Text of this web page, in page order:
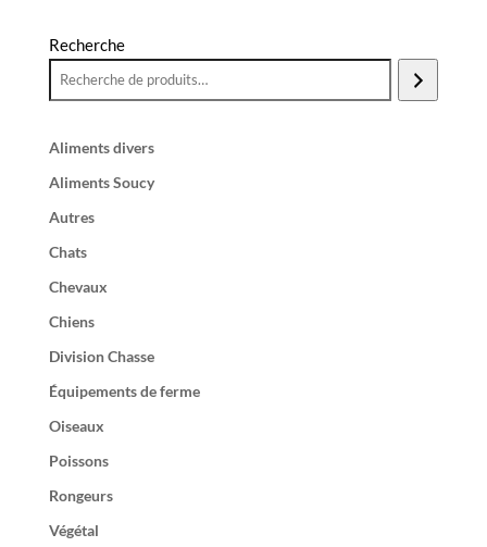
Recherche
Aliments divers
Aliments Soucy
Autres
Chats
Chevaux
Chiens
Division Chasse
Équipements de ferme
Oiseaux
Poissons
Rongeurs
Végétal